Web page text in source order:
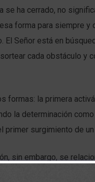
se ha cerrado, no
forma para siempre y
El Señor está en
cada obstáculo y
formas: la primera
la determinación
primer surgimiento de
sin embargo, se
y nada que ver